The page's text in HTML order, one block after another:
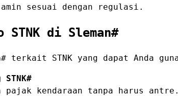
sesuai dengan regulasi.
STNK di Sleman#
terkait STNK yang dapat Anda
pajak kendaraan tanpa harus antre.